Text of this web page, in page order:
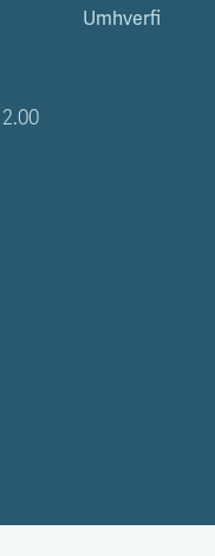
Umhverfi